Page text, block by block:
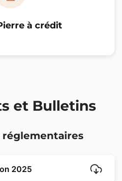
à crédit
et Bulletins
2025